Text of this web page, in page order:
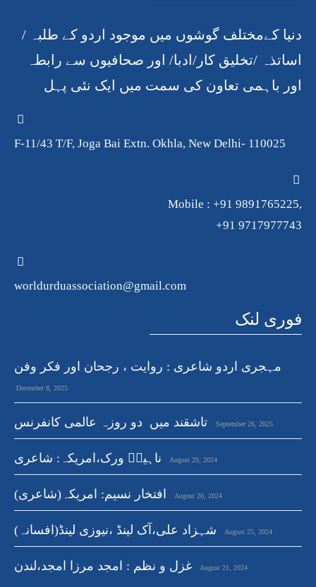
دنیا کےمختلف گوشوں میں موجود اردو کے طلبہ /
اساتذہ /تخلیق کار/ادبا/ اور صحافیوں سے رابطہ
اور باہمی تعاون کی سمت میں ایک نئی پہل
F-11/43 T/F, Joga Bai Extn. Okhla, New Delhi- 110025
Mobile : +91 9891765225,
+91 9717977743
worldurduassociation@gmail.com
فوری لنک
مہجری اردو شاعری : روایت ، رجحان اور فکر وفن
December 8, 2025
تاشقند میں دو روزہ عالمی کانفرنس September 26, 2025
ناہیدؔ ورک،امریکہ: شاعری August 29, 2024
افتخار نسیم: امریکہ(شاعری) August 26, 2024
شہزاد علی،آک لینڈ ،نیوزی لینڈ(افسانہ) August 25, 2024
غزل و نظم : امجد مرزا امجد،لندن August 21, 2024